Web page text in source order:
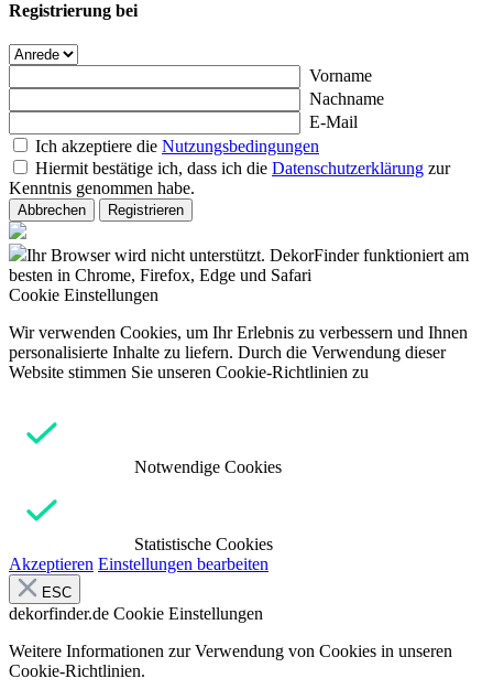
Registrierung bei
Vorname
Nachname
E-Mail
Ich akzeptiere die Nutzungsbedingungen
Hiermit bestätige ich, dass ich die Datenschutzerklärung zur
Kenntnis genommen habe.
Abbrechen Registrieren
Ihr Browser wird nicht unterstützt. DekorFinder funktioniert am
besten in Chrome, Firefox, Edge und Safari
Cookie Einstellungen
Wir verwenden Cookies, um Ihr Erlebnis zu verbessern und Ihnen
personalisierte Inhalte zu liefern. Durch die Verwendung dieser
Website stimmen Sie unseren Cookie-Richtlinien zu
Notwendige Cookies
Statistische Cookies
Akzeptieren Einstellungen bearbeiten
ESC
dekorfinder.de Cookie Einstellungen
Weitere Informationen zur Verwendung von Cookies in unseren
Cookie-Richtlinien.